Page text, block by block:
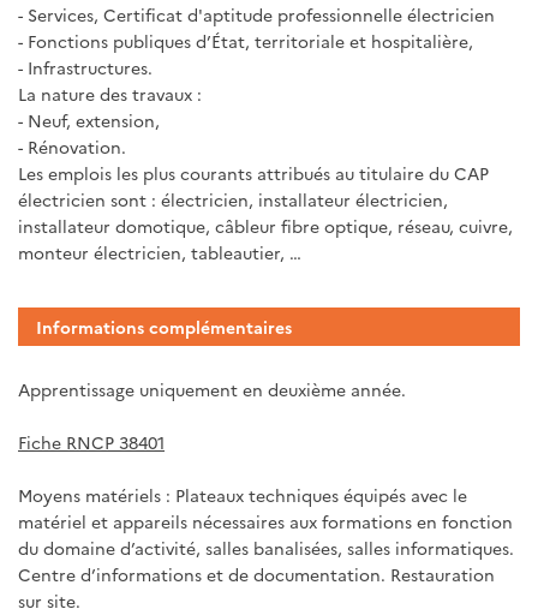
- Services, Certificat d'aptitude professionnelle électricien
- Fonctions publiques d’État, territoriale et hospitalière,
- Infrastructures.
La nature des travaux :
- Neuf, extension,
- Rénovation.
Les emplois les plus courants attribués au titulaire du CAP
électricien sont : électricien, installateur électricien,
installateur domotique, câbleur fibre optique, réseau, cuivre,
monteur électricien, tableautier, …
Informations complémentaires
Apprentissage uniquement en deuxième année.
Fiche RNCP 38401
Moyens matériels : Plateaux techniques équipés avec le
matériel et appareils nécessaires aux formations en fonction
du domaine d’activité, salles banalisées, salles informatiques.
Centre d’informations et de documentation. Restauration
sur site.